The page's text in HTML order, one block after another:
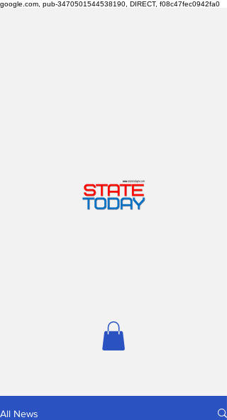
google.com, pub-3470501544538190, DIRECT, f08c47fec0942fa0
All News